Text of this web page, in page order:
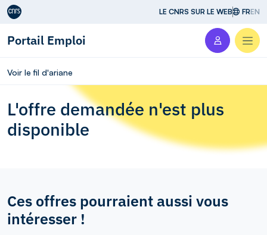
Aller au contenu LE CNRS SUR LE WEB FREN
Portail Emploi
Voir le fil d'ariane
L'offre demandée n'est plus
disponible
Ces offres pourraient aussi vous
intéresser !